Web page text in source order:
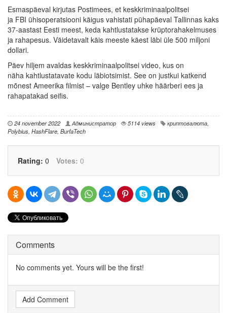
Esmaspäeval kirjutas Postimees, et keskkriminaalpolitsei
ja FBI ühisoperatsiooni käigus vahistati pühapäeval Tallinnas kaks
37-aastast Eesti meest, keda kahtlustatakse krüptorahakelmuses
ja rahapesus. Väidetavalt käis meeste käest läbi üle 500 miljoni
dollari.
Päev hiljem avaldas keskkriminaalpolitsei video, kus on
näha kahtlustatavate kodu läbiotsimist. See on justkui katkend
mõnest Ameerika filmist – valge Bentley uhke häärberi ees ja
rahapatakad seifis.
24 november 2022 Администратор 5114 views криптовалюта,
Polybius, HashFlare, BurfaTech
Rating: 0 Votes: 0
Comments
No comments yet. Yours will be the first!
Add Comment